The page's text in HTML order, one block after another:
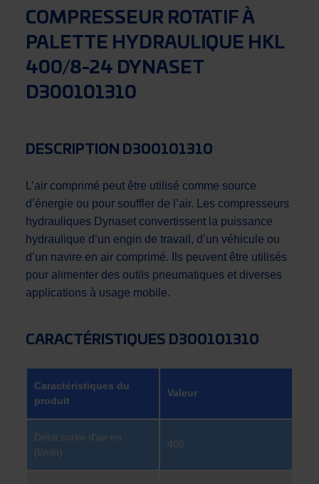
COMPRESSEUR ROTATIF À
PALETTE HYDRAULIQUE HKL
400/8-24 DYNASET
D300101310
DESCRIPTION D300101310
L’air comprimé peut être utilisé comme source
d’énergie ou pour souffler de l’air. Les compresseurs
hydrauliques Dynaset convertissent la puissance
hydraulique d’un engin de travail, d’un véhicule ou
d’un navire en air comprimé. Ils peuvent être utilisés
pour alimenter des outils pneumatiques et diverses
applications à usage mobile.
CARACTÉRISTIQUES D300101310
Caractéristiques du
produit
Valeur
Débit sortie d'air en
(l/min)
400